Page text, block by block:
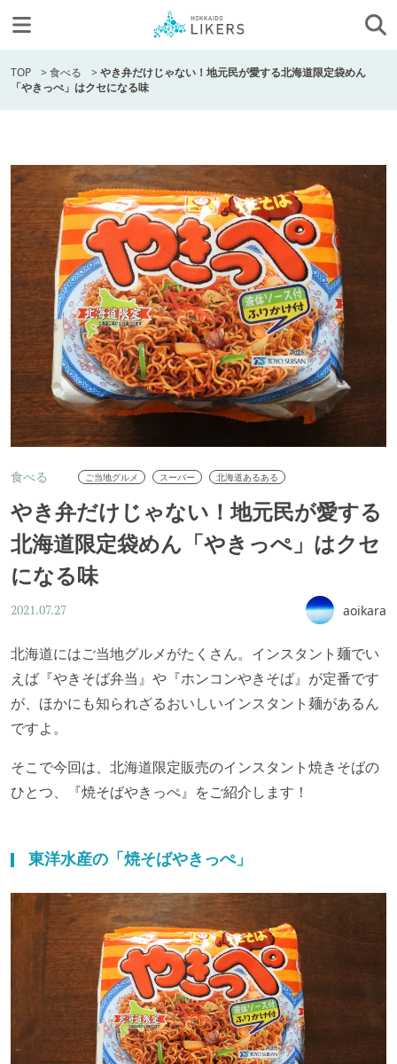
TOP >食べる >やき弁だけじゃない！地元民が愛する北海道限定袋めん
「やきっぺ」はクセになる味
食べる ご当地グルメ スーパー 北海道あるある
やき弁だけじゃない！地元民が愛する
北海道限定袋めん「やきっぺ」はクセ
になる味
2021.07.27 aoikara
北海道にはご当地グルメがたくさん。インスタント麺でい
えば『やきそば弁当』や『ホンコンやきそば』が定番です
が、ほかにも知られざるおいしいインスタント麺があるん
ですよ。
そこで今回は、北海道限定販売のインスタント焼きそばの
ひとつ、『焼そばやきっぺ』をご紹介します！
東洋水産の「焼そばやきっぺ」